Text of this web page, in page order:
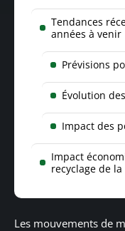
Tendances
années à venir
Prévisions
Évolution
Impact des
Impact
recyclage de
Les mouvements de